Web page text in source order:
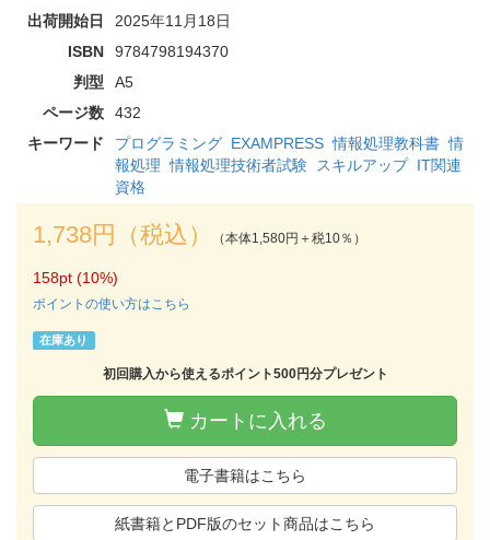
出荷開始日
2025年11月18日
ISBN
9784798194370
判型
A5
ページ数
432
キーワード
プログラミング EXAMPRESS 情報処理教科書 情
報処理 情報処理技術者試験 スキルアップ IT関連
資格
1,738円（税込） （本体1,580円＋税10％）
158pt (10%)
ポイントの使い方はこちら
在庫あり
初回購入から使えるポイント500円分プレゼント
カートに入れる
電子書籍はこちら
紙書籍とPDF版のセット商品はこちら